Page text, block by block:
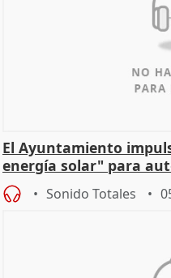
El Ayuntamiento
energía solar" para
Sonido Totales